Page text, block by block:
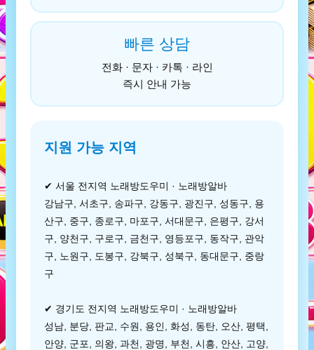
빠른 상담
전화 · 문자 · 카톡 · 라인
즉시 안내 가능
지원 가능 지역
✔ 서울 전지역 노래방도우미 · 노래방알바
강남구, 서초구, 송파구, 강동구, 광진구, 성동구, 용
산구, 중구, 종로구, 마포구, 서대문구, 은평구, 강서
구, 양천구, 구로구, 금천구, 영등포구, 동작구, 관악
구, 노원구, 도봉구, 강북구, 성북구, 동대문구, 중랑
구
✔ 경기도 전지역 노래방도우미 · 노래방알바
성남, 분당, 판교, 수원, 용인, 화성, 동탄, 오산, 평택,
안양, 군포, 의왕, 과천, 광명, 부천, 시흥, 안산, 고양,